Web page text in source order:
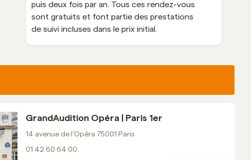
puis deux fois par an. Tous ces rendez-vous
sont gratuits et font partie des prestations
de suivi incluses dans le prix initial.
GrandAudition Opéra | Paris 1er
14 avenue de l'Opéra 75001 Paris
01 42 60 64 00